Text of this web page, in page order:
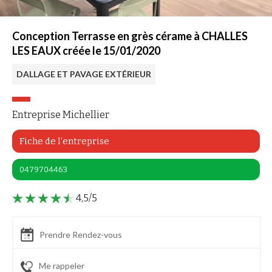
Conception Terrasse en grès cérame à CHALLES
LES EAUX créée le 15/01/2020
DALLAGE ET PAVAGE EXTÉRIEUR
Entreprise Michellier
Fiche de l'entreprise
0479704463
4,5/5
Prendre Rendez-vous
Me rappeler